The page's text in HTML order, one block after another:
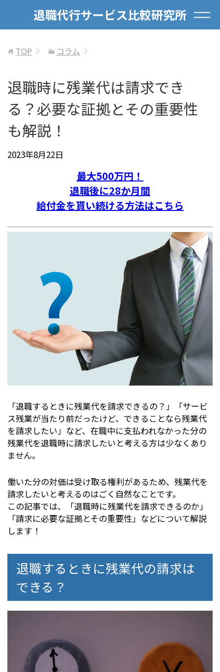
退職代行サービス比較研究所
TOP コラム
退職時に残業代は請求でき
る？必要な証拠とその重要性
も解説！
2023年8月22日
最大500万円！
退職後に28か月間
給付金を貰い続ける方法はこちら
「退職するときに残業代を請求できるの？」「サービ
ス残業が当たり前だったけど、できることなら残業代
を請求したい」など、在職中に支払われなかった分の
残業代を退職時に請求したいと考える方は少なくあり
ません。
働いた分の対価は受け取る権利があるため、残業代を
請求したいと考えるのはごく自然なことです。
この記事では、「退職時に残業代を請求できるのか」
「請求に必要な証拠とその重要性」などについて解説
します！
退職するときに残業代の請求は
できる？